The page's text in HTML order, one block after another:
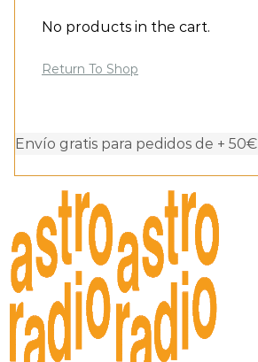
No products in the cart.
Return To Shop
Envío gratis para pedidos de + 50€